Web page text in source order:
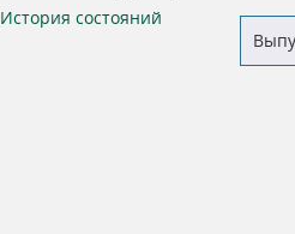
История состояний